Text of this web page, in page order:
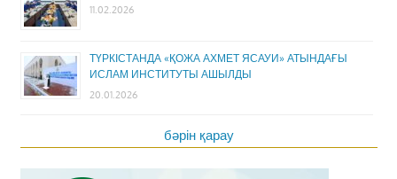
11.02.2026
ТҮРКІСТАНДА «ҚОЖА АХМЕТ ЯСАУИ» АТЫНДАҒЫ
ИСЛАМ ИНСТИТУТЫ АШЫЛДЫ
20.01.2026
бәрін қарау